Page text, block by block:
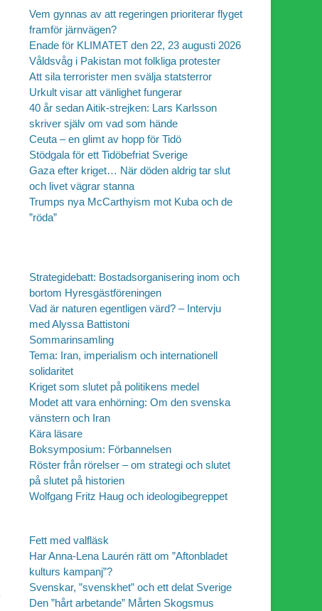
Vem gynnas av att regeringen prioriterar flyget
framför järnvägen?
Enade för KLIMATET den 22, 23 augusti 2026
Våldsvåg i Pakistan mot folkliga protester
Att sila terrorister men svälja statsterror
Urkult visar att vänlighet fungerar
40 år sedan Aitik-strejken: Lars Karlsson
skriver själv om vad som hände
Ceuta – en glimt av hopp för Tidö
Stödgala för ett Tidöbefriat Sverige
Gaza efter kriget… När döden aldrig tar slut
och livet vägrar stanna
Trumps nya McCarthyism mot Kuba och de
”röda”
Strategidebatt: Bostadsorganisering inom och
bortom Hyresgästföreningen
Vad är naturen egentligen värd? – Intervju
med Alyssa Battistoni
Sommarinsamling
Tema: Iran, imperialism och internationell
solidaritet
Kriget som slutet på politikens medel
Modet att vara enhörning: Om den svenska
vänstern och Iran
Kära läsare
Boksymposium: Förbannelsen
Röster från rörelser – om strategi och slutet
på slutet på historien
Wolfgang Fritz Haug och ideologibegreppet
Fett med valfläsk
Har Anna-Lena Laurén rätt om ”Aftonbladet
kulturs kampanj”?
Svenskar, ”svenskhet” och ett delat Sverige
Den ”hårt arbetande” Mårten Skogsmus